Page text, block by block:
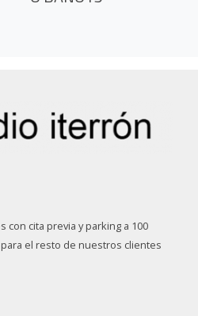
con cita previa y parking a 100
el resto de nuestros clientes